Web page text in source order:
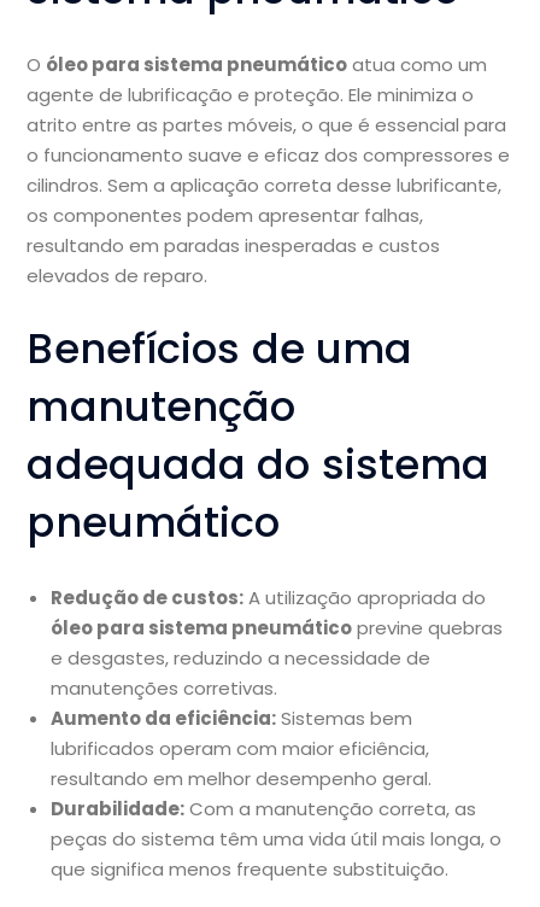
O óleo para sistema pneumáticoatua como um
agente de lubrificação e proteção. Ele minimiza o
atrito entre as partes móveis, o que é essencial para
o funcionamento suave e eficaz dos compressores e
cilindros. Sem a aplicação correta desse lubrificante,
os componentes podem apresentar falhas,
resultando em paradas inesperadas e custos
elevados de reparo.
Benefícios de uma
manutenção
adequada do sistema
pneumático
Redução de custos:A utilização apropriada do
óleo para sistema pneumáticoprevine quebras
e desgastes, reduzindo a necessidade de
manutenções corretivas.
Aumento da eficiência:Sistemas bem
lubrificados operam com maior eficiência,
resultando em melhor desempenho geral.
Durabilidade:Com a manutenção correta, as
peças do sistema têm uma vida útil mais longa, o
que significa menos frequente substituição.